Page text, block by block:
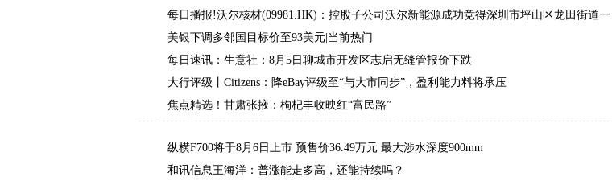
每日播报!沃尔核材(09981.HK)：控股子公司沃尔新能源成功竞得深圳市坪山区龙田街道一
土地使用权美银下调多邻国目标价至93美元|当前热门
每日速讯：生意社：8月5日聊城市开发区志启无缝管报价下跌
大行评级丨Citizens：降eBay评级至“与大市同步”，盈利能力料将承压
焦点精选！甘肃张掖：枸杞丰收映红“富民路”
纵横F700将于8月6日上市 预售价36.49万元 最大涉水深度900mm
和讯信息王海洋：普涨能走多高，还能持续吗？